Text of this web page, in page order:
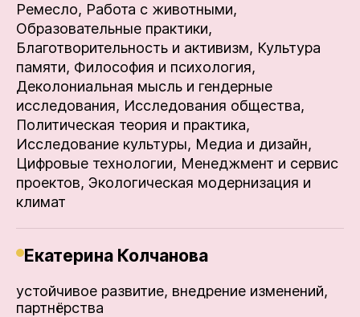
Ремесло, Работа с животными,
Образовательные практики,
Благотворительность и активизм, Культура
памяти, Философия и психология,
Деколониальная мысль и гендерные
исследования, Исследования общества,
Политическая теория и практика,
Исследование культуры, Медиа и дизайн,
Цифровые технологии, Менеджмент и сервис
проектов, Экологическая модернизация и
климат
Екатерина Колчанова
устойчивое развитие, внедрение изменений,
партнёрства